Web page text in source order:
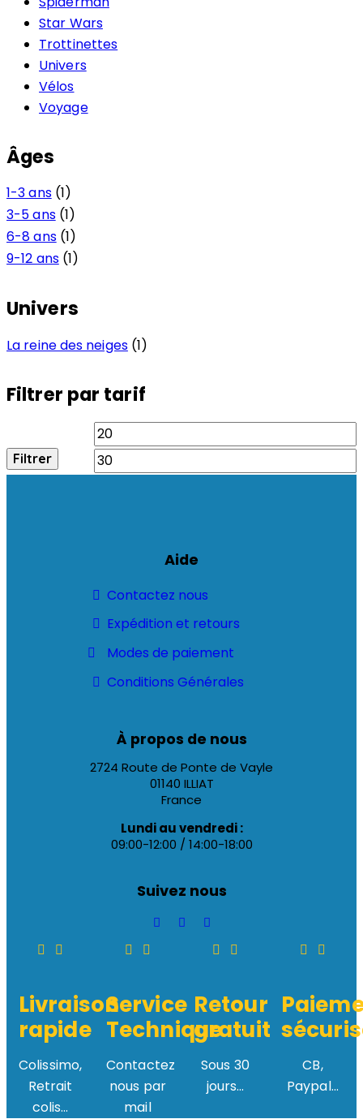
Star Wars
Trottinettes
Univers
Vélos
Voyage
Âges
1-3 ans (1)
3-5 ans (1)
6-8 ans (1)
9-12 ans (1)
Univers
La reine des neiges (1)
Filtrer par tarif
Filtrer
Aide
Contactez nous
Expédition et retours
Modes de paiement
Conditions Générales
À propos de nous
2724 Route de Ponte de Vayle
01140 ILLIAT
France
Lundi au vendredi :
09:00-12:00 / 14:00-18:00
Suivez nous
Livraison
rapide
Colissimo,
Retrait
colis...
Service
Technique
Contactez
nous par
mail
Retour
gratuit
Sous 30
jours...
CB,
Paypal...